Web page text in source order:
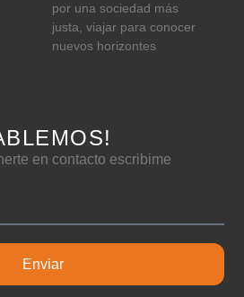
por una sociedad más
justa, viajar para conocer
nuevos horizontes
en contacto escribime
Enviar